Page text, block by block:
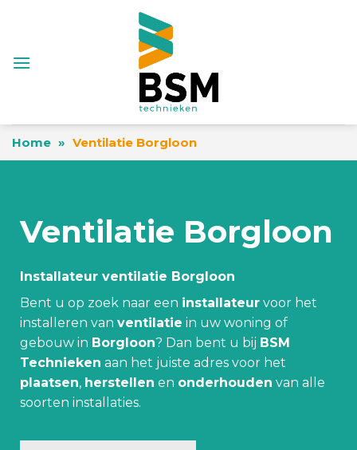
Home » Ventilatie Borgloon
Ventilatie Borgloon
Installateur ventilatie Borgloon
Bent u op zoek naar een installateur voor het
installeren van ventilatie in uw woning of
gebouw in Borgloon? Dan bent u bij BSM
Technieken aan het juiste adres voor het
plaatsen, herstellen en onderhouden van alle
soorten installaties.